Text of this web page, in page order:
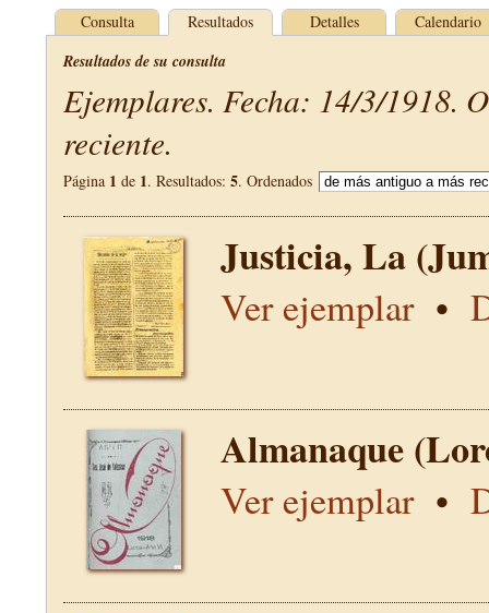
Consulta Resultados Detalles Calendario
Resultados de su consulta
Ejemplares. Fecha: 14/3/1918.
reciente.
Página 1 de 1. Resultados: 5. Ordenados
Justicia, La
Ver ejemplar•
Almanaque
Ver ejemplar•